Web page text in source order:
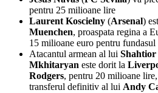
pentru 25 milioane lire
Laurent Koscielny (Arsenal)
Muenchen, proaspata regina a
15 milioane euro pentru fundasul
Atacantul armean al lui
Mkhitaryan este dorit la
Rodgers, pentru 20 milioane
transferul definitiv al lui Andy